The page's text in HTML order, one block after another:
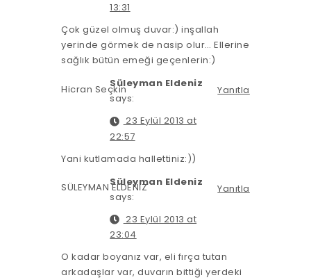
13:31
Çok güzel olmuş duvar:) inşallah
yerinde görmek de nasip olur… Ellerine
sağlık bütün emeği geçenlerin:)
Hicran Seçkin Yanıtla
Süleyman Eldeniz
says:
23 Eylül 2013 at
22:57
Yani kutlamada hallettiniz:))
SÜLEYMAN ELDENİZ Yanıtla
Süleyman Eldeniz
says:
23 Eylül 2013 at
23:04
O kadar boyanız var, eli fırça tutan
arkadaşlar var, duvarın bittiği yerdeki